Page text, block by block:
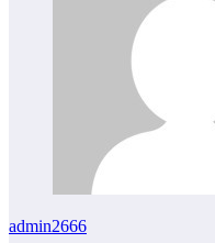
admin2666